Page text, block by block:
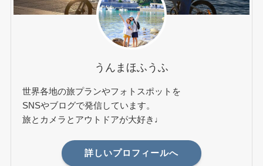
うんまほふうふ
世界各地の旅プランやフォトスポットを
SNSやブログで発信しています。
旅とカメラとアウトドアが大好き♩
詳しいプロフィールへ